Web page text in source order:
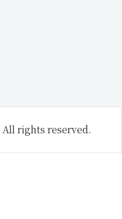
All rights reserved.